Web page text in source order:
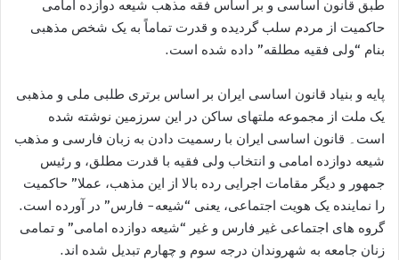
طبق قانون اساسی و بر اساس فقه مذهب شیعه دوازده امامی
حاکمیت از مردم سلب گرديده و قدرت تماماً به یک شخص مذهبی
بنام “ولی فقيه مطلقه” داده شده است.
پايه و بنياد قانون اساسی ایران بر اساس برتری طلبی ملی و مذهبی
يک ملت از مجموعه ملتهای ساکن در اين سرزمين نوشته شده
است۔ قانون اساسی ایران با رسمیت دادن به زبان فارسی و مذهب
شیعه دوازده امامی و انتخاب ولی فقيه با قدرت مطلق، و رئيس
جمهور و ديگر مقامات اجرايی رده بالا از اين مذهب، عملا” حاکمیت
را نماينده يک هويت اجتماعی، يعنی “شیعه- فارس” در آورده است.
گروه های اجتماعی غير فارس و غير “شيعه دوازده امامی” و تمامی
زنان جامعه به شهروندان درجه سوم و چهارم تبديل شده اند.